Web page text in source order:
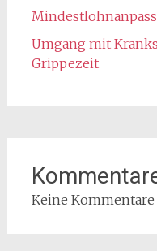
Umgang mit
Grippezeit
Keine